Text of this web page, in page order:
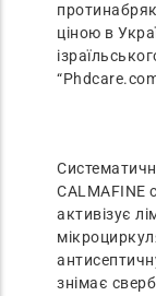
ціною в
CALMAFINE
активізує
знімає